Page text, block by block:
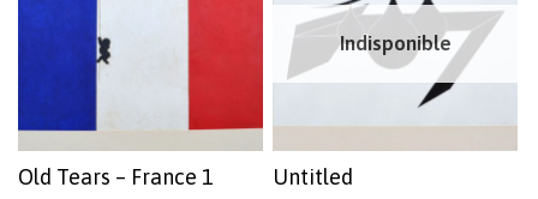
Old Tears – France 1
Indisponible
Untitled